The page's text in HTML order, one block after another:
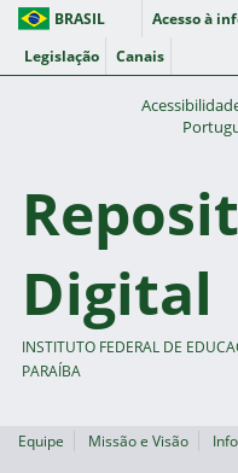
BRASIL Acesso à
Legislação
Canais
Digital
INSTITUTO FEDERAL DE
PARAÍBA
Equipe Missão e Visão